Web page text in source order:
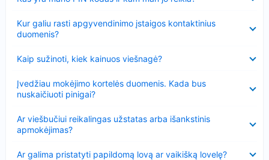
Kur galiu rasti apgyvendinimo įstaigos kontaktinius
duomenis?
Kaip sužinoti, kiek kainuos viešnagė?
Įvedžiau mokėjimo kortelės duomenis. Kada bus
nuskaičiuoti pinigai?
Ar viešbučiui reikalingas užstatas arba išankstinis
apmokėjimas?
Ar galima pristatyti papildomą lovą ar vaikišką lovelę?